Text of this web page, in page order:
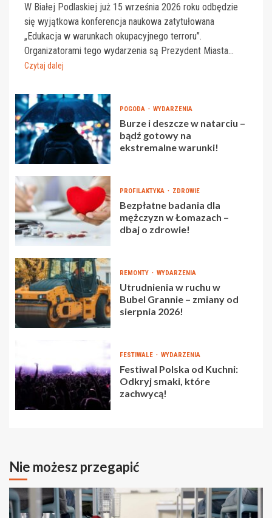
W Białej Podlaskiej już 15 września 2026 roku odbędzie
się wyjątkowa konferencja naukowa zatytułowana
„Edukacja w warunkach okupacyjnego terroru”.
Organizatorami tego wydarzenia są Prezydent Miasta...
Czytaj dalej
POGODA WYDARZENIA
Burze i deszcze w natarciu –
bądź gotowy na
ekstremalne warunki!
PROFILAKTYKA ZDROWIE
Bezpłatne badania dla
mężczyzn w Łomazach –
dbaj o zdrowie!
REMONTY WYDARZENIA
Utrudnienia w ruchu w
Bubel Grannie – zmiany od
sierpnia 2026!
FESTIWALE WYDARZENIA
Festiwal Polska od Kuchni:
Odkryj smaki, które
zachwycą!
Nie możesz przegapić